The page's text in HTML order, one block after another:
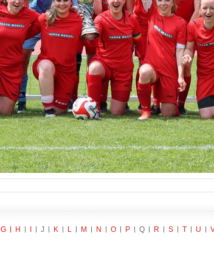
G H J K L M N O P Q R S T U